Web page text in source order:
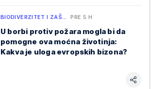
BIODIVERZITET I ZAŠ… PRE 5 H
U borbi protiv požara mogla bi da
pomogne ova moćna životinja:
Kakva je uloga evropskih bizona?